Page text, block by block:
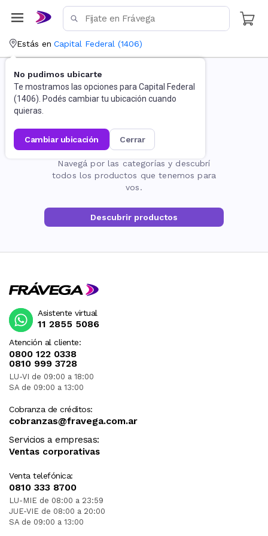
Estás en Capital Federal (1406)
No pudimos ubicarte
Te mostramos las opciones para Capital Federal
(1406). Podés cambiar tu ubicación cuando
quieras.
cambiar ubicación cerrar
La página no existe
Navegá por las categorías y descubrí
todos los productos que tenemos para
vos.
Descubrir productos
Atención al cliente:
0800 122 0338
0810 999 3728
LU-VI de 09:00 a 18:00
SA de 09:00 a 13:00
Cobranza de créditos:
cobranzas@fravega.com.ar
Servicios a empresas:
Ventas corporativas
Venta telefónica:
0810 333 8700
LU-MIE de 08:00 a 23:59
JUE-VIE de 08:00 a 20:00
SA de 09:00 a 13:00
Asistente virtual
11 2855 5086